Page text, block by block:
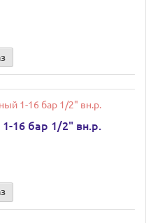
16 бар 1/2" вн.р.